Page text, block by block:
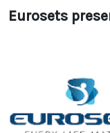
Eurosets